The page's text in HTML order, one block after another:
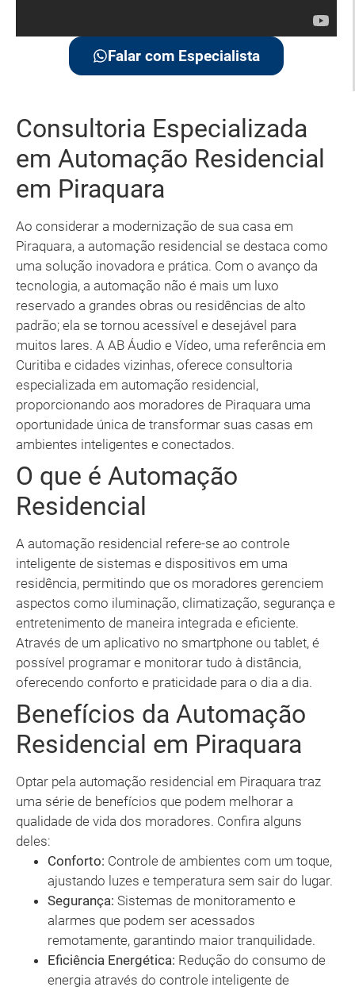
Falar com Especialista
Consultoria Especializada
em Automação Residencial
em Piraquara
Ao considerar a modernização de sua casa em
Piraquara, a automação residencial se destaca como
uma solução inovadora e prática. Com o avanço da
tecnologia, a automação não é mais um luxo
reservado a grandes obras ou residências de alto
padrão; ela se tornou acessível e desejável para
muitos lares. A AB Áudio e Vídeo, uma referência em
Curitiba e cidades vizinhas, oferece consultoria
especializada em automação residencial,
proporcionando aos moradores de Piraquara uma
oportunidade única de transformar suas casas em
ambientes inteligentes e conectados.
O que é Automação
Residencial
A automação residencial refere-se ao controle
inteligente de sistemas e dispositivos em uma
residência, permitindo que os moradores gerenciem
aspectos como iluminação, climatização, segurança e
entretenimento de maneira integrada e eficiente.
Através de um aplicativo no smartphone ou tablet, é
possível programar e monitorar tudo à distância,
oferecendo conforto e praticidade para o dia a dia.
Benefícios da Automação
Residencial em Piraquara
Optar pela automação residencial em Piraquara traz
uma série de benefícios que podem melhorar a
qualidade de vida dos moradores. Confira alguns
deles:
Conforto: Controle de ambientes com um toque,
ajustando luzes e temperatura sem sair do lugar.
Segurança: Sistemas de monitoramento e
alarmes que podem ser acessados
remotamente, garantindo maior tranquilidade.
Eficiência Energética: Redução do consumo de
energia através do controle inteligente de